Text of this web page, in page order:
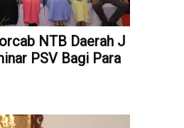
NTB Daerah J
PSV Bagi Para